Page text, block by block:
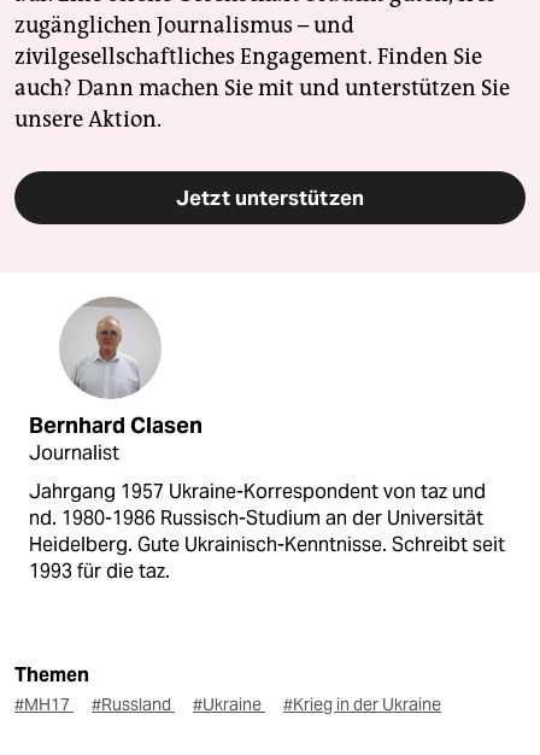
zugänglichen Journalismus – und
zivilgesellschaftliches Engagement. Finden Sie
auch? Dann machen Sie mit und unterstützen Sie
unsere Aktion.
Jetzt unterstützen
Bernhard Clasen
Journalist
Jahrgang 1957 Ukraine-Korrespondent von taz und
nd. 1980-1986 Russisch-Studium an der Universität
Heidelberg. Gute Ukrainisch-Kenntnisse. Schreibt seit
1993 für die taz.
Themen
#MH17 #Russland #Ukraine #Krieg in der Ukraine